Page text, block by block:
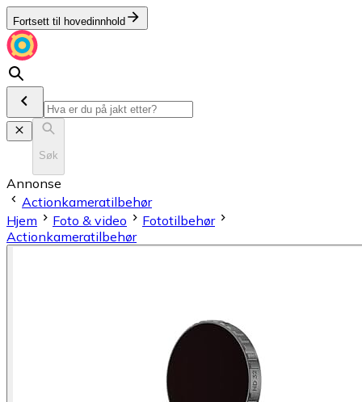
Fortsett til hovedinnhold
Søk
Annonse
Actionkameratilbehør
Hjem
Foto & video
Fototilbehør
Actionkameratilbehør